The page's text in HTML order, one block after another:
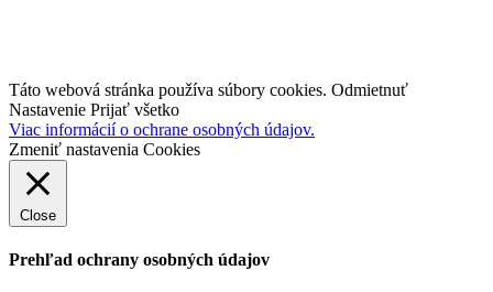
Táto webová stránka používa súbory cookies. Odmietnuť
Nastavenie Prijať všetko
Viac informácií o ochrane osobných údajov.
Zmeniť nastavenia Cookies
Close
Prehľad ochrany osobných údajov